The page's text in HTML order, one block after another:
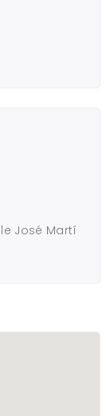
José Martí